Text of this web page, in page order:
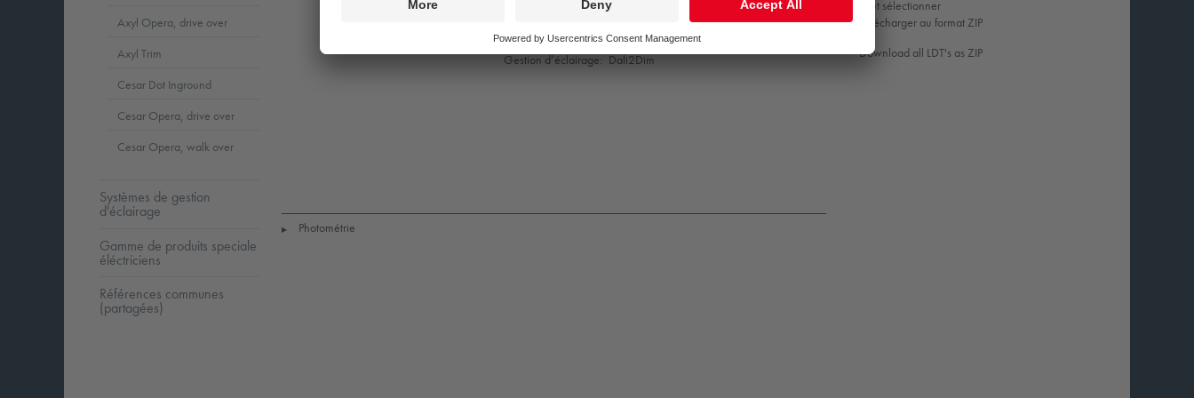
Tout sélectionner
Télécharger au format ZIP
Download all LDT's as ZIP
Vie utile nominale (B10)*:
L80 70000 h à 25 °C
Puissance du luminaire*: 15,2 W
Gestion d’éclairage: Dali2Dim
▶ Photométrie
Axyl Opera, drive over
Axyl Trim
Cesar Dot Inground
Cesar Opera, drive over
Cesar Opera, walk over
Systèmes de gestion
d'éclairage
Gamme de produits speciale
éléctriciens
Références communes
(partagées)